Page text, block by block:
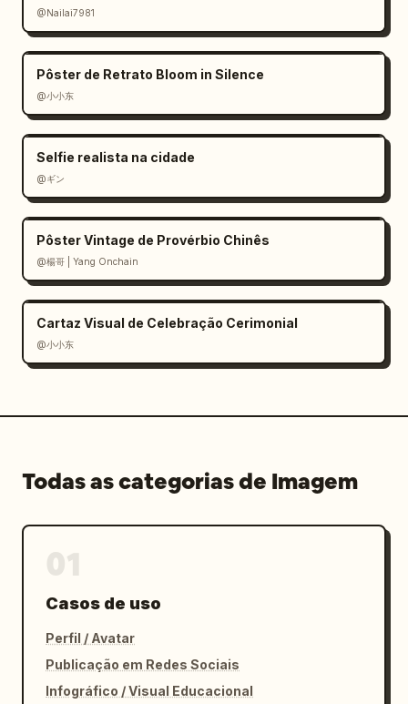
@Nailai7981
Pôster de Retrato Bloom in Silence
@小小东
Selfie realista na cidade
@ギン
Pôster Vintage de Provérbio Chinês
@楊哥 | Yang Onchain
Cartaz Visual de Celebração Cerimonial
@小小东
Todas as categorias de Imagem
Casos de uso
Perfil / Avatar
Publicação em Redes Sociais
Infográfico / Visual Educacional